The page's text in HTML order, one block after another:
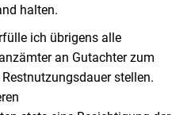
halten.
ich übrigens alle
an Gutachter zum
stellen.